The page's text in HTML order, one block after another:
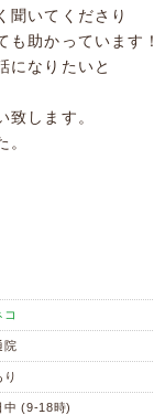
聞いてくださり
も助かっています
になりたいと
致します。
。
コ
院
り
中 (9-18時)